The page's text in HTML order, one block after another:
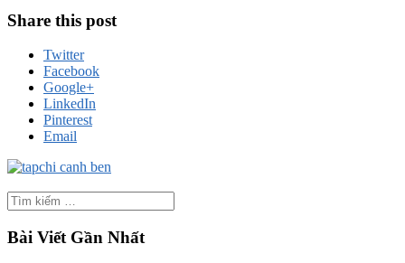
Share this post
Twitter
Facebook
Google+
LinkedIn
Pinterest
Email
Bài Viết Gần Nhất